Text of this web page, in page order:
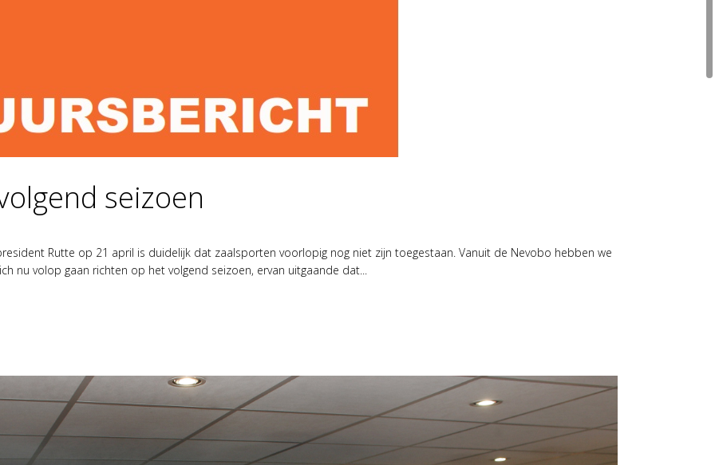
seizoen
Rutte op 21 april is duidelijk dat zaalsporten voorlopig nog niet zijn toegestaan. Vanuit de Nevobo hebben we
nu volop gaan richten op het volgend seizoen, ervan uitgaande dat...